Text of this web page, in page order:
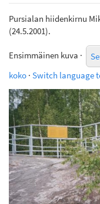
Pursialan hiidenkirnu
(24.5.2001).
Ensimmäinen kuva ·
koko · Switch language